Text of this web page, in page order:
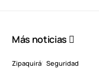
Más noticias
Zipaquirá Seguridad